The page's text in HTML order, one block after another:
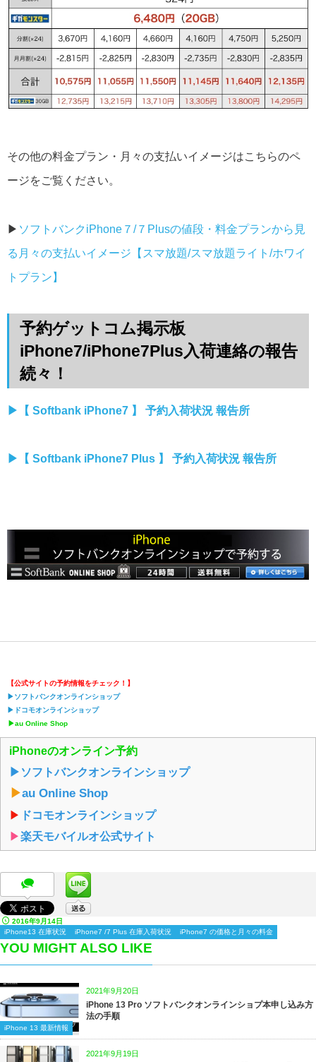
その他の料金プラン・月々の支払いイメージはこちらのペ
ージをご覧ください。
▶︎ ソフトバンクiPhone７/７Plusの値段・料金プランから見
る月々の支払いイメージ【スマ放題/スマ放題ライト/ホワイ
トプラン】
予約ゲットコム掲示板
iPhone7/iPhone7Plus入荷連絡の報告
続々！
▶︎【 Softbank iPhone7 】 予約入荷状況 報告所
▶︎【 Softbank iPhone7 Plus 】 予約入荷状況 報告所
【公式サイトの予約情報をチェック！】
▶︎ソフトバンクオンラインショップ
▶︎ドコモオンラインショップ
▶︎au Online Shop
iPhoneのオンライン予約
▶︎ソフトバンクオンラインショップ
▶︎au Online Shop
▶︎ ドコモオンラインショップ
▶︎楽天モバイルオ公式サイト
2016年9月14日
iPhone13 在庫状況
iPhone7 /7 Plus 在庫入荷状況 iPhone7 の価格と月々の料金
YOU MIGHT ALSO LIKE
2021年9月20日
iPhone 13 最新情報
iPhone 13 Pro ソフトバンクオンラインショプ本申し込み方
法の手順
2021年9月19日